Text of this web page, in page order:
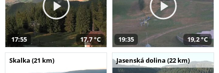
17:55 17,7 °C 19:35 19,2 °C
Skalka (21 km) Jasenská dolina (22 km)